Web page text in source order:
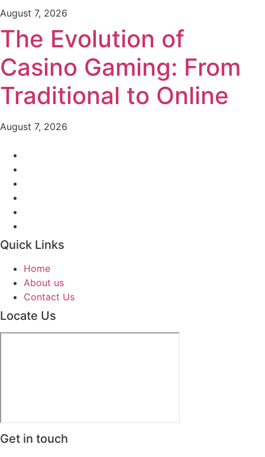
August 7, 2026
The Evolution of
Casino Gaming: From
Traditional to Online
August 7, 2026
Quick Links
Home
About us
Contact Us
Locate Us
Get in touch